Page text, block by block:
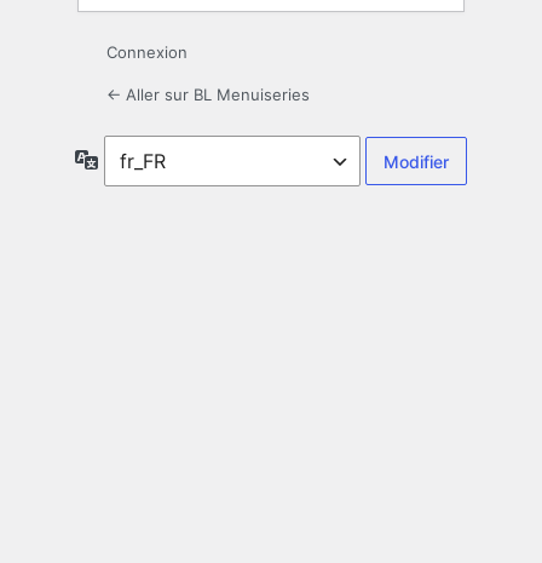
Connexion
← Aller sur BL Menuiseries
Langue